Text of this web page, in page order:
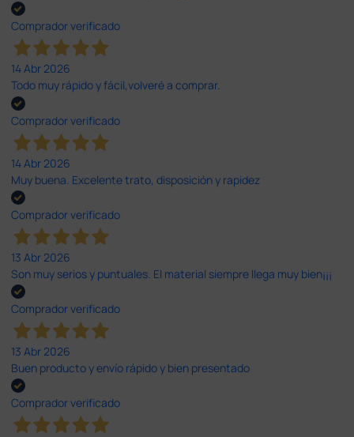
Comprador verificado
14 Abr 2026
Todo muy rápido y fácil,volveré a comprar.
Comprador verificado
14 Abr 2026
Muy buena. Excelente trato, disposición y rapidez
Comprador verificado
13 Abr 2026
Son muy serios y puntuales. El material siempre llega muy bien¡¡¡
Comprador verificado
13 Abr 2026
Buen producto y envío rápido y bien presentado
Comprador verificado